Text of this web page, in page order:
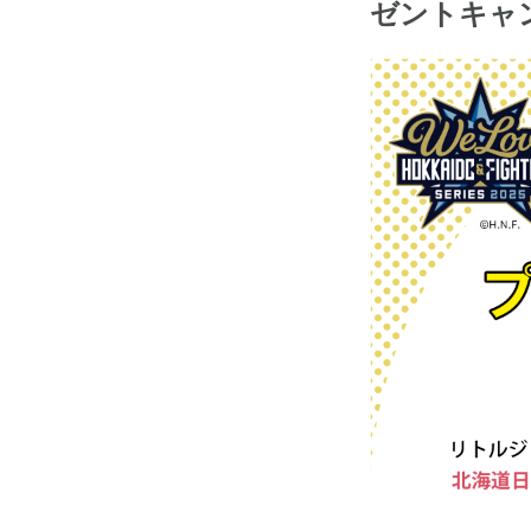
ゼントキャ